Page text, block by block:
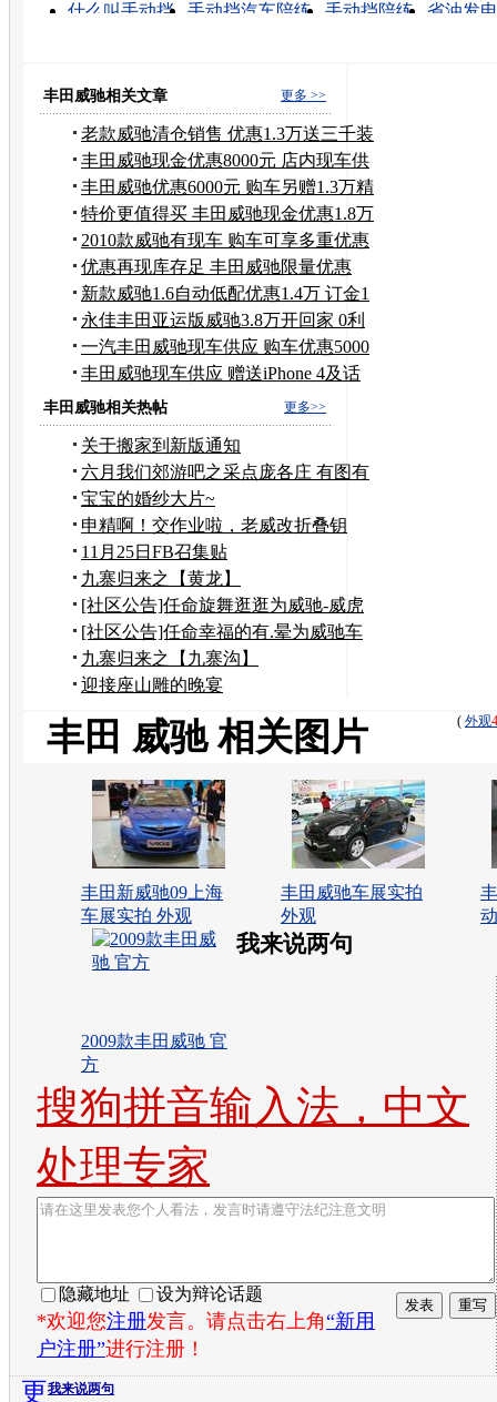
什么叫手动挡 手动挡汽车陪练 手动挡陪练
省油发
更多 >>
丰田威驰相关文章
老款威驰清仓销售 优惠1.3万送三千装
潢
丰田威驰现金优惠8000元 店内现车供
应
丰田威驰优惠6000元 购车另赠1.3万精
品
特价更值得买 丰田威驰现金优惠1.8万
元
2010款威驰有现车 购车可享多重优惠
优惠再现库存足 丰田威驰限量优惠
6000元
新款威驰1.6自动低配优惠1.4万 订金1
千
永佳丰田亚运版威驰3.8万开回家 0利
息
一汽丰田威驰现车供应 购车优惠5000
元
丰田威驰现车供应 赠送iPhone 4及话
费
更多>>
丰田威驰相关热帖
关于搬家到新版通知
六月我们郊游吧之采点庞各庄 有图有
真相！！！
宝宝的婚纱大片~
申精啊！交作业啦，老威改折叠钥
匙！~~~~~~
11月25日FB召集贴
九寨归来之【黄龙】
[社区公告]任命旋舞逛逛为威驰-威虎
山论坛斑竹
[社区公告]任命幸福的有.晕为威驰车
友会论坛斑竹
九寨归来之【九寨沟】
迎接座山雕的晚宴
( 外观
丰田 威驰 相关图片
丰田新威驰09上海
车展实拍 外观
丰田威驰车展实拍
外观
2009款丰田威驰 官
方
我来说两句
搜狗拼音输入法，中文
处理专家
隐藏地址 设为辩论话题
*欢迎您注册发言。请点击右上角“新用
户注册”进行注册！
我来说两句
更